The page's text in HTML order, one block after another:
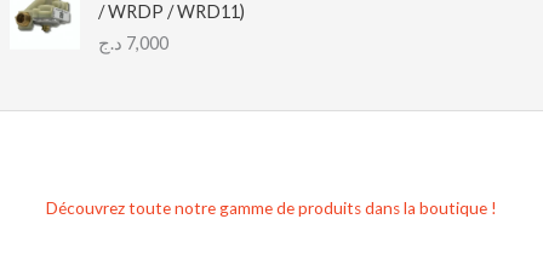
/ WRDP / WRD11)
7,000 د.ج
Découvrez toute notre gamme de produits dans la boutique !